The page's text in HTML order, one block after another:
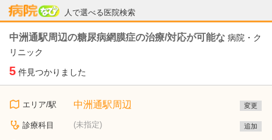
人で選べる医院検索
病院なび
中洲通駅周辺の糖尿病網膜症の治療/対応が可能な 病院・ク
リニック
5 件見つかりました
エリア/駅 中洲通駅周辺 変更
診療科目 (未指定) 追加